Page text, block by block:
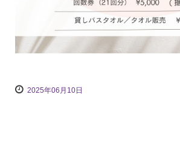
2025年06月10日